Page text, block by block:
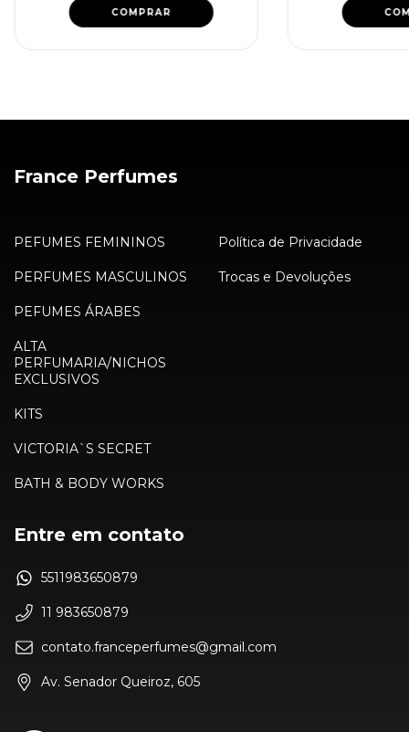
COMPRAR
France Perfumes
PEFUMES FEMININOS
PERFUMES MASCULINOS
PEFUMES ÁRABES
ALTA
PERFUMARIA/NICHOS
EXCLUSIVOS
KITS
VICTORIA`S SECRET
BATH & BODY WORKS
Política de Privacidade
Trocas e Devoluções
Entre em contato
5511983650879
11 983650879
contato.franceperfumes@gmail.com
Av. Senador Queiroz, 605